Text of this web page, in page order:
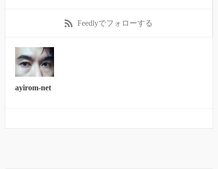
Feedlyでフォローする
ayirom-net